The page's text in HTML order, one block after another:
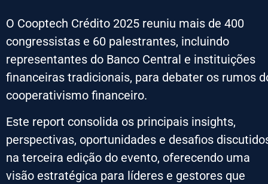
O Cooptech Crédito 2025 reuniu mais de 400
congressistas e 60 palestrantes, incluindo
representantes do Banco Central e instituições
financeiras tradicionais, para debater os rumos
cooperativismo financeiro.
Este report consolida os principais insights,
perspectivas, oportunidades e desafios
na terceira edição do evento, oferecendo uma
visão estratégica para líderes e gestores que